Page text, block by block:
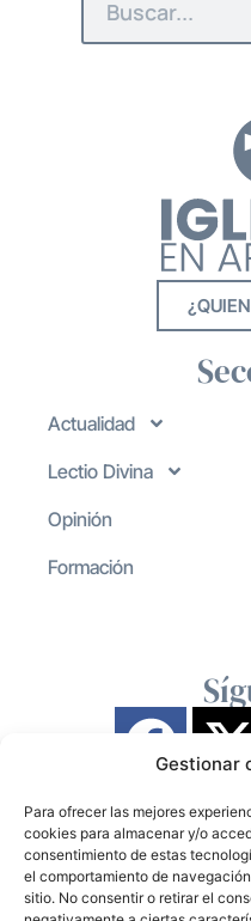
Gestionar
Para ofrecer las mejores
cookies para almacenar y/o
consentimiento de estas
el comportamiento de
sitio. No consentir o retirar el
Actualidad
Lectio Divina
Opinión
Formación